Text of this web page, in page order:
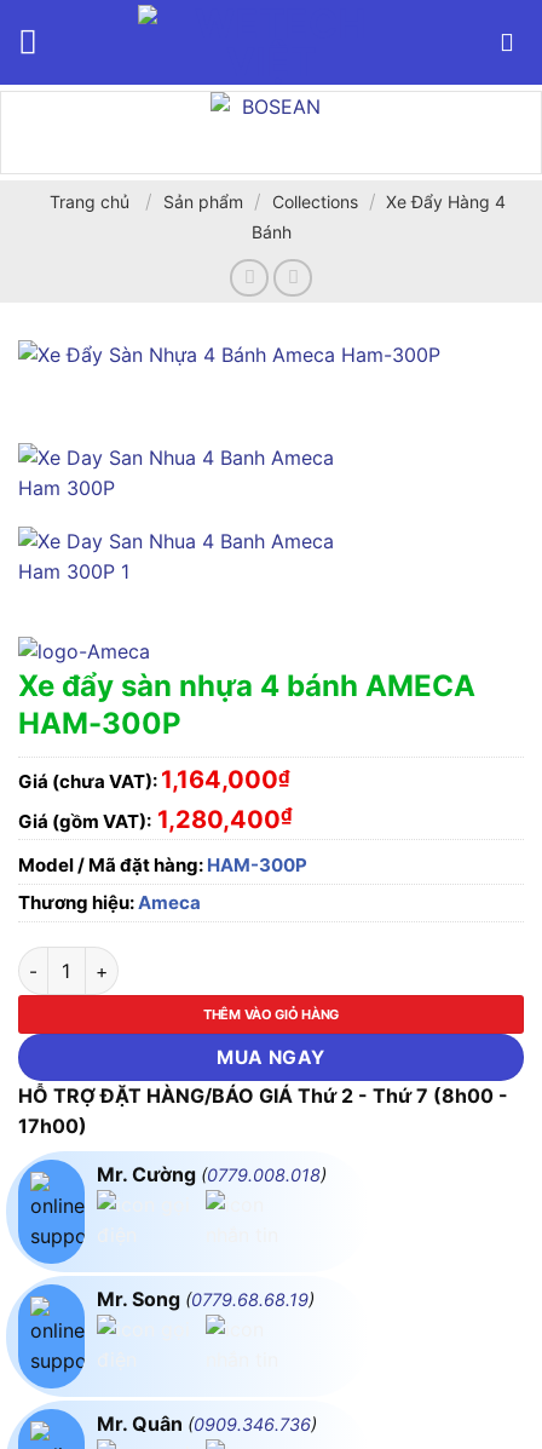
Trang chủ / Sản phẩm / Collections / Xe Đẩy Hàng 4
Bánh
Xe đẩy sàn nhựa 4 bánh AMECA
HAM-300P
Giá (chưa VAT): 1,164,000₫
Giá (gồm VAT): 1,280,400₫
Model / Mã đặt hàng: HAM-300P
Thương hiệu:Ameca
Xe đẩy sàn nhựa 4 bánh AMECA HAM-300P số lượng
THÊM VÀO GIỎ HÀNG
MUA NGAY
HỖ TRỢ ĐẶT HÀNG/BÁO GIÁ Thứ 2 - Thứ 7 (8h00 -
17h00)
Mr. Cường (0779.008.018)
Mr. Song (0779.68.68.19)
Mr. Quân (0909.346.736)